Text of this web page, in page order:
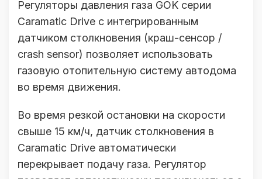
Регуляторы давления газа GOK серии
Caramatic Drive с интегрированным
датчиком столкновения (краш-сенсор /
crash sensor) позволяет использовать
газовую отопительную систему автодома
во время движения.
Во время резкой остановки на скорости
свыше 15 км/ч, датчик столкновения в
Caramatic Drive автоматически
перекрывает подачу газа. Регулятор